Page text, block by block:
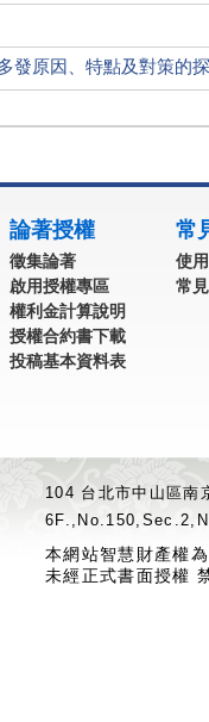
發原因、特點及對策的
論著授權
徵集論著
啟用授權專區
權利金計算說明
授權合約書下載
投稿基本資料表
常
使
常
104 台北市中山區
本網站智慧財產權
未經正式書面授權